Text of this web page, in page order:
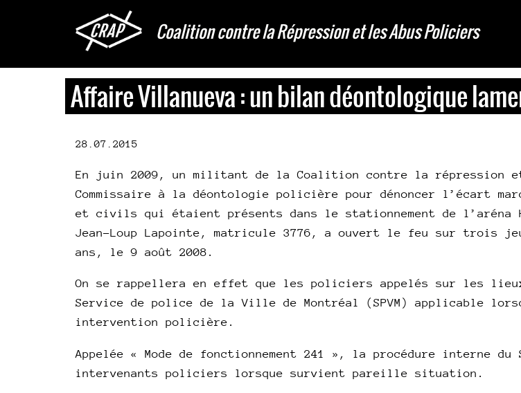
Coalition contre la Répression et les Abus Policiers
Affaire Villanueva : un bilan déontologique
28.07.2015
En juin 2009, un militant de la Coalition contre la répression
Commissaire à la déontologie policière pour dénoncer l’écart
et civils qui étaient présents dans le stationnement de l’aréna
Jean-Loup Lapointe, matricule 3776, a ouvert le feu sur trois
ans, le 9 août 2008.
On se rappellera en effet que les policiers appelés sur les
Service de police de la Ville de Montréal (SPVM) applicable
intervention policière.
Appelée « Mode de fonctionnement 241 », la procédure interne du
intervenants policiers lorsque survient pareille situation.